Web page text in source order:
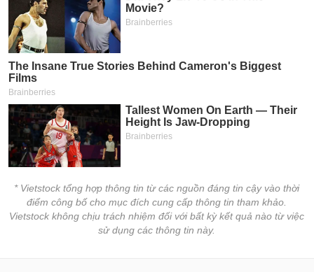
* Vietstock tổng hợp thông tin từ các nguồn đáng tin cậy vào thời
điểm công bố cho mục đích cung cấp thông tin tham khảo.
Vietstock không chịu trách nhiệm đối với bất kỳ kết quả nào từ việc
sử dụng các thông tin này.